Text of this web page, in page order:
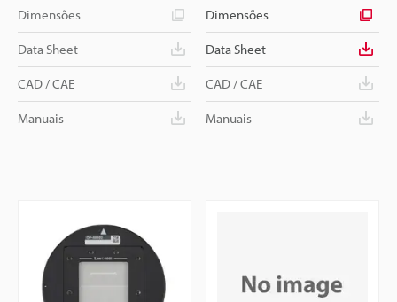
Dimensões
Data Sheet
CAD / CAE
Manuais
Dimensões
Data Sheet
CAD / CAE
Manuais